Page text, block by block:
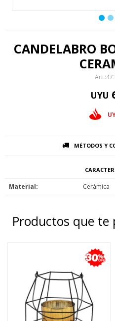
CANDELABRO
UYU
MÉTODOS Y
Material Cerámica
Productos que